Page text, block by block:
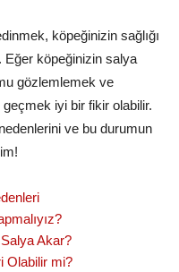
köpeğinizin sağlığı
Eğer köpeğinizin salya
gözlemlemek ve
iyi bir fikir olabilir.
ve bu durumun
Akar?
Olabilir mi?